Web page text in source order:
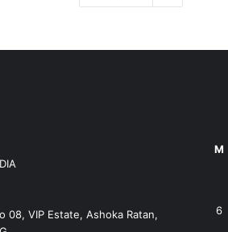
08, VIP Estate, Ashoka Ratan,
M
6